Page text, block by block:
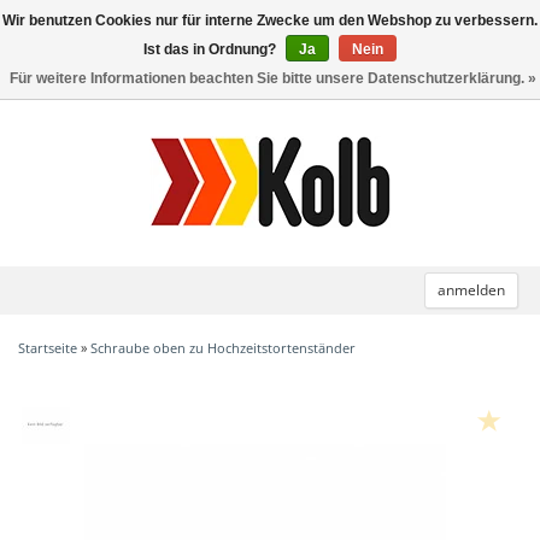
anmelden
Toggle
Startseite » Schraube oben zu Hochzeitstortenständer
Wir benutzen Cookies nur für interne Zwecke um den Webshop zu verbessern.
Ist das in Ordnung?
Ja
Nein
Für weitere Informationen beachten Sie bitte unsere Datenschutzerklärung. »